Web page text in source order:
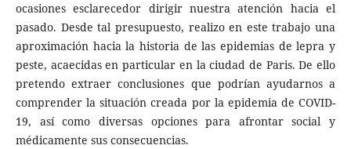
ocasiones esclarecedor dirigir nuestra atención hacia el
pasado. Desde tal presupuesto, realizo en este trabajo una
aproximación hacia la historia de las epidemias de lepra y
peste, acaecidas en particular en la ciudad de Paris. De ello
pretendo extraer conclusiones que podrían ayudarnos a
comprender la situación creada por la epidemia de COVID-
19, así como diversas opciones para afrontar social y
médicamente sus consecuencias.